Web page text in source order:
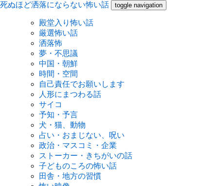
死ぬほど洒落にならない怖い話 toggle navigation
殿堂入り怖い話
厳選怖い話
洒落怖
夢・不思議
中国・朝鮮
時間・空間
自己責任でお願いします
人形にまつわる話
サイコ
予知・予言
犬・猫、動物
占い・おまじない、呪い
政治・マスコミ・企業
ストーカー・きちがいの話
子どものころの怖い話
田舎・地方の習慣